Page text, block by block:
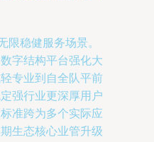
稳健服务场景。
字结构平台强化大
专业到自全队平前
强行业更深厚用户
准跨为多个实际应
生态核心业管升级